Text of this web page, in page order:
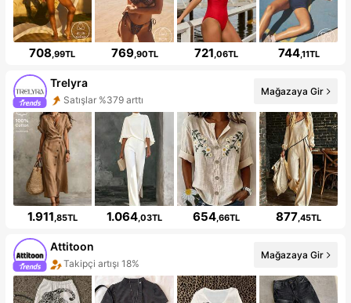
708,99TL 769,90TL 721,06TL 744,11TL
Trelyra
Satışlar %379 arttı
Mağazaya Gir
1.911,85TL 1.064,03TL 654,66TL 877,45TL
Attitoon
Takipçi artışı 18%
Mağazaya Gir